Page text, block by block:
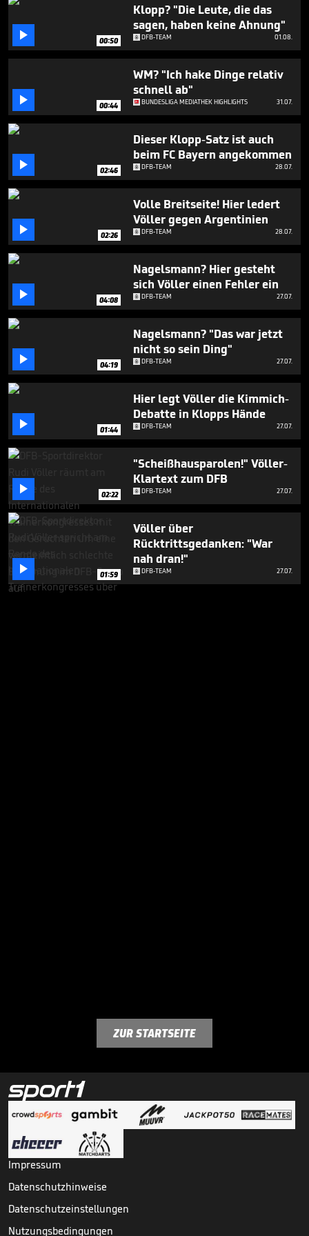
41
 00:50
Klopp? "Die Leute, die das
sagen, haben keine Ahnung"
DFB-TEAM 01.08.
 00:44
WM? "Ich hake Dinge relativ
schnell ab"
BUNDESLIGA MEDIATHEK HIGHLIGHTS 31.07.
 02:46
Dieser Klopp-Satz ist auch
beim FC Bayern angekommen
DFB-TEAM 28.07.
 02:26
Volle Breitseite! Hier ledert
Völler gegen Argentinien
DFB-TEAM 28.07.
 04:08
Nagelsmann? Hier gesteht
sich Völler einen Fehler ein
DFB-TEAM 27.07.
 04:19
Nagelsmann? "Das war jetzt
nicht so sein Ding"
DFB-TEAM 27.07.
 01:44
Hier legt Völler die Kimmich-
Debatte in Klopps Hände
DFB-TEAM 27.07.
 02:22
"Scheißhausparolen!" Völler-
Klartext zum DFB
DFB-TEAM 27.07.
 01:59
Völler über
Rücktrittsgedanken: "War
nah dran!"
DFB-TEAM 27.07.
ZUR STARTSEITE
Impressum
Datenschutzhinweise
Datenschutzeinstellungen
Nutzungsbedingungen